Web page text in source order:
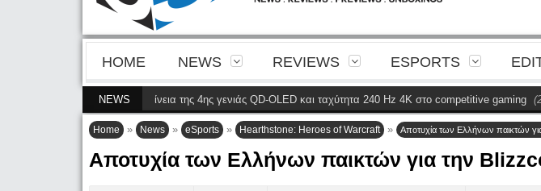
HOME NEWS REVIEWS ESPORTS
NEWS
την ευκρίνεια της 4ης γενιάς QD-OLED και ταχύτητα 240 Hz 4K στο competitive gaming (28 Μαΐου)
Home » News » eSports » Hearthstone: Heroes of Warcraft » Αποτυχία των Ελλήνων παικτών
Αποτυχία των Ελλήνων παικτών για την